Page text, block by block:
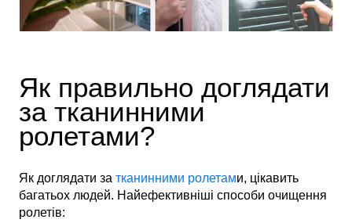
Як правильно доглядати
за тканинними
ролетами?
Як доглядати за тканинними ролетами, цікавить
багатьох людей. Найефективніші способи очищення
ролетів: